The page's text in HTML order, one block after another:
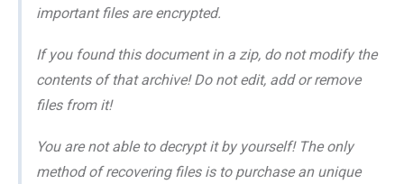
important files are encrypted.
If you found this document in a zip, do not modify the
contents of that archive! Do not edit, add or remove
files from it!
You are not able to decrypt it by yourself! The only
method of recovering files is to purchase an unique